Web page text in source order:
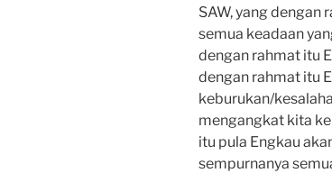
SAW, yang dengan
semua keadaan
dengan rahmat itu
dengan rahmat itu
keburukan/
mengangkat kita
itu pula Engkau
sempurnanya